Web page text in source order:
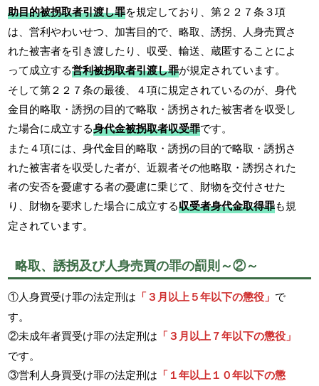
助目的被拐取者引渡し罪を規定しており、第２２７条３項
は、営利やわいせつ、加害目的で、略取、誘拐、人身売買さ
れた被害者を引き渡したり、収受、輸送、蔵匿することによ
って成立する営利被拐取者引渡し罪が規定されています。
そして第２２７条の最後、４項に規定されているのが、身代
金目的略取・誘拐の目的で略取・誘拐された被害者を収受し
た場合に成立する身代金被拐取者収受罪です。
また４項には、身代金目的略取・誘拐の目的で略取・誘拐さ
れた被害者を収受した者が、近親者その他略取・誘拐された
者の安否を憂慮する者の憂慮に乗じて、財物を交付させた
り、財物を要求した場合に成立する収受者身代金取得罪も規
定されています。
略取、誘拐及び人身売買の罪の罰則～②～
①人身買受け罪の法定刑は 「３月以上５年以下の懲役」 で
す。
②未成年者買受け罪の法定刑は 「３月以上７年以下の懲役」
です。
③営利人身買受け罪の法定刑は 「１年以上１０年以下の懲